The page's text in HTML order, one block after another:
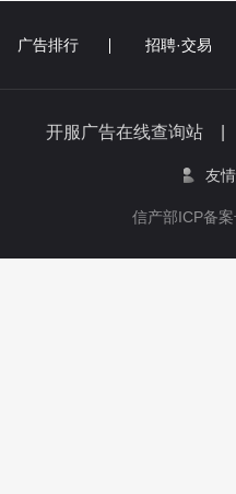
广告排行 招聘·交易
开服广告在线查询站
友
信产部ICP备